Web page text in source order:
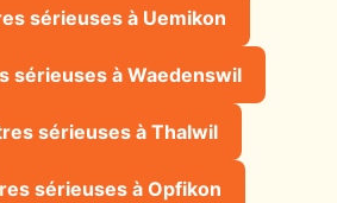
sérieuses à Uemikon
sérieuses à Waedenswil
sérieuses à Thalwil
sérieuses à Opfikon